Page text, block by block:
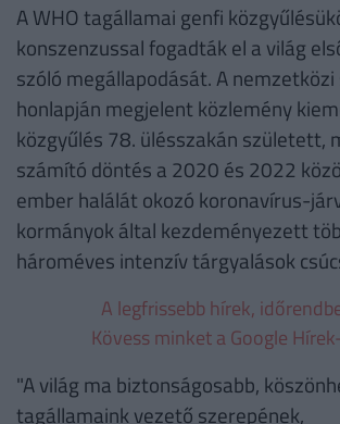
A WHO tagállamai genfi
konszenzussal fogadták el a világ
szóló megállapodását. A
honlapján megjelent közlemény
közgyűlés 78. ülésszakán született,
számító döntés a 2020 és 2022
ember halálát okozó koronavírus-
kormányok által kezdeményezett
hároméves intenzív tárgyalások
A legfrissebb hírek,
Kövess minket a Google
"A világ ma biztonságosabb,
tagállamaink vezető szerepének,